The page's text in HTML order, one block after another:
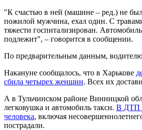
"К счастью в ней (машине – ред.) не
пожилой мужчина, ехал один. С
тяжести госпитализирован.
подлежит", – говорится в сообщении.
По предварительным данным, водителю
Накануне сообщалось, что в Харькове
сбила четырех женщин. Всех их
А в Тульчинском районе Винницкой
легковушка и автомобиль такси. В ДТП
человека, включая
пострадали.